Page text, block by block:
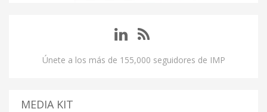
Únete a los más de 155,000 seguidores de IMP
MEDIA KIT